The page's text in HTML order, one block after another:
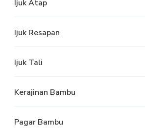
Ijuk Atap
Ijuk Resapan
Ijuk Tali
Kerajinan Bambu
Pagar Bambu